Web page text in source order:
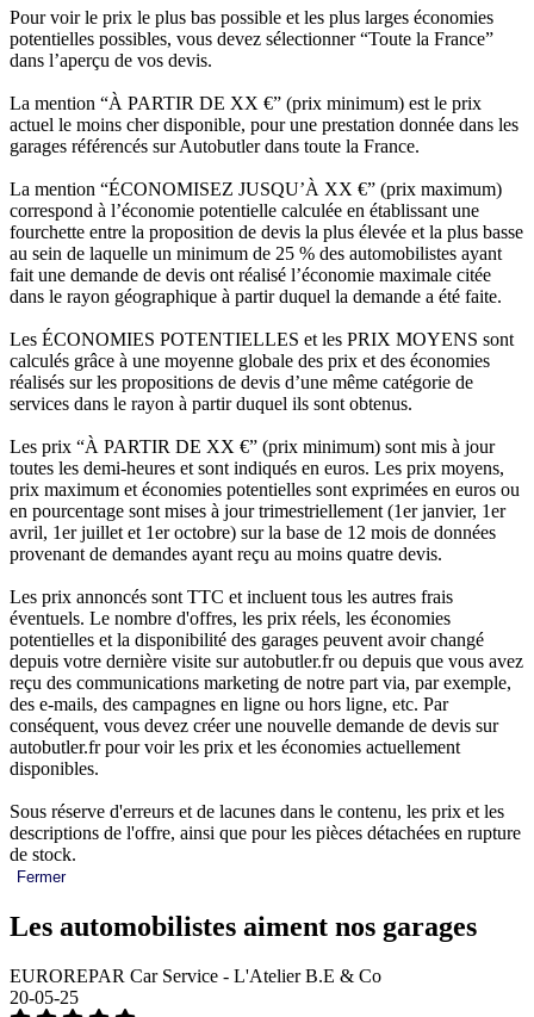
Pour voir le prix le plus bas possible et les plus larges économies
potentielles possibles, vous devez sélectionner “Toute la France”
dans l’aperçu de vos devis.
La mention “À PARTIR DE XX €” (prix minimum) est le prix
actuel le moins cher disponible, pour une prestation donnée dans les
garages référencés sur Autobutler dans toute la France.
La mention “ÉCONOMISEZ JUSQU’À XX €” (prix maximum)
correspond à l’économie potentielle calculée en établissant une
fourchette entre la proposition de devis la plus élevée et la plus basse
au sein de laquelle un minimum de 25 % des automobilistes ayant
fait une demande de devis ont réalisé l’économie maximale citée
dans le rayon géographique à partir duquel la demande a été faite.
Les ÉCONOMIES POTENTIELLES et les PRIX MOYENS sont
calculés grâce à une moyenne globale des prix et des économies
réalisés sur les propositions de devis d’une même catégorie de
services dans le rayon à partir duquel ils sont obtenus.
Les prix “À PARTIR DE XX €” (prix minimum) sont mis à jour
toutes les demi-heures et sont indiqués en euros. Les prix moyens,
prix maximum et économies potentielles sont exprimées en euros ou
en pourcentage sont mises à jour trimestriellement (1er janvier, 1er
avril, 1er juillet et 1er octobre) sur la base de 12 mois de données
provenant de demandes ayant reçu au moins quatre devis.
Les prix annoncés sont TTC et incluent tous les autres frais
éventuels. Le nombre d'offres, les prix réels, les économies
potentielles et la disponibilité des garages peuvent avoir changé
depuis votre dernière visite sur autobutler.fr ou depuis que vous avez
reçu des communications marketing de notre part via, par exemple,
des e-mails, des campagnes en ligne ou hors ligne, etc. Par
conséquent, vous devez créer une nouvelle demande de devis sur
autobutler.fr pour voir les prix et les économies actuellement
disponibles.
Sous réserve d'erreurs et de lacunes dans le contenu, les prix et les
descriptions de l'offre, ainsi que pour les pièces détachées en rupture
de stock.
Fermer
Les automobilistes aiment nos garages
EUROREPAR Car Service - L'Atelier B.E & Co
20-05-25